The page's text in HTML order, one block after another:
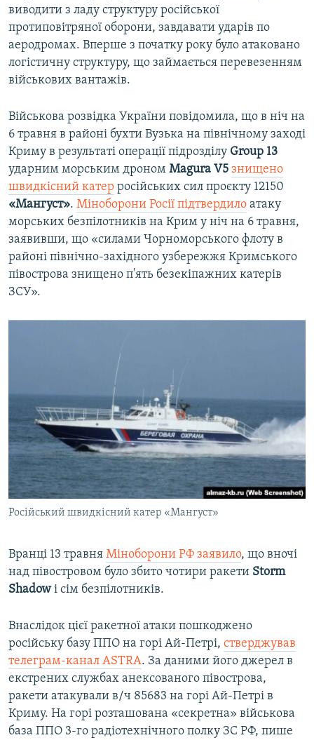
виводити з ладу структуру російської
протиповітряної оборони, завдавати ударів по
аеродромах. Вперше з початку року було атаковано
логістичну структуру, що займається перевезенням
військових вантажів.
Військова розвідка України повідомила, що в ніч на
6 травня в районі бухти Вузька на північному заході
Криму в результаті операції підрозділу Group 13
ударним морським дроном Magura V5 знищено
швидкісний катер російських сил проєкту 12150
«Мангуст». Міноборони Росії підтвердило атаку
морських безпілотників на Крим у ніч на 6 травня,
заявивши, що «силами Чорноморського флоту в
районі північно-західного узбережжя Кримського
півострова знищено п'ять безекіпажних катерів
ЗСУ».
Російський швидкісний катер «Мангуст»
Вранці 13 травня Міноборони РФ заявило, що вночі
над півостровом було збито чотири ракети Storm
Shadowі сім безпілотників.
Внаслідок цієї ракетної атаки пошкоджено
російську базу ППО на горі Ай-Петрі, стверджував
телеграм-канал ASTRA. За даними його джерел в
екстрених службах анексованого півострова,
ракети атакували в/ч 85683 на горі Ай-Петрі в
Криму. На горі розташована «секретна» військова
база ППО 3-го радіотехнічного полку ЗС РФ, пише